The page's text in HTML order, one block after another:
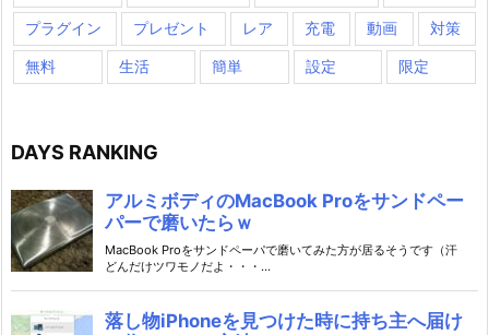
プラグイン プレゼント レア 充電 動画 対策
無料 生活 簡単 設定 限定
DAYS RANKING